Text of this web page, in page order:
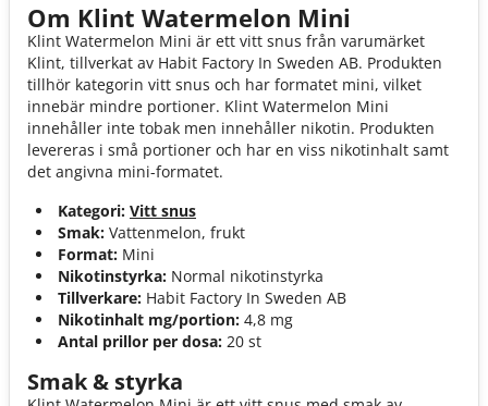
Om Klint Watermelon Mini
Klint Watermelon Mini är ett vitt snus från varumärket
Klint, tillverkat av Habit Factory In Sweden AB. Produkten
tillhör kategorin vitt snus och har formatet mini, vilket
innebär mindre portioner. Klint Watermelon Mini
innehåller inte tobak men innehåller nikotin. Produkten
levereras i små portioner och har en viss nikotinhalt samt
det angivna mini-formatet.
Kategori: Vitt snus
Smak: Vattenmelon, frukt
Format: Mini
Nikotinstyrka: Normal nikotinstyrka
Tillverkare: Habit Factory In Sweden AB
Nikotinhalt mg/portion: 4,8 mg
Antal prillor per dosa: 20 st
Smak & styrka